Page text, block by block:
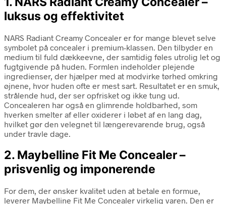
luksus og effektivitet
NARS Radiant Creamy Concealer er for mange blevet selve
symbolet på concealer i premium-klassen. Den tilbyder en
medium til fuld dækkeevne, der samtidig føles utrolig let og
fugtgivende på huden. Formlen indeholder plejende
ingredienser, der hjælper med at modvirke tørhed omkring
øjnene, hvor huden ofte er mest sart. Resultatet er en smuk,
strålende hud, der ser opfrisket og ikke tung ud.
Concealeren har også en glimrende holdbarhed, som
hverken smelter af eller oxiderer i løbet af en lang dag,
hvilket gør den velegnet til længerevarende brug, også
under travle dage.
2. Maybelline Fit Me Concealer –
prisvenlig og imponerende
For dem, der ønsker kvalitet uden at betale en formue,
leverer Maybelline Fit Me Concealer virkelig varen. Den er